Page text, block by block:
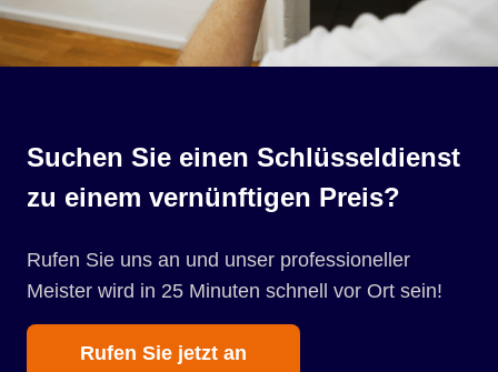
Suchen Sie einen Schlüsseldienst
zu einem vernünftigen Preis?
Rufen Sie uns an und unser professioneller
Meister wird in 25 Minuten schnell vor Ort sein!
Rufen Sie jetzt an